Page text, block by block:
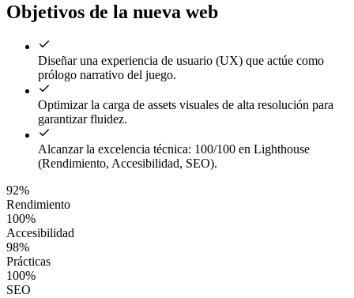
Objetivos de la nueva web
Diseñar una experiencia de usuario (UX) que actúe como
prólogo narrativo del juego.
Optimizar la carga de assets visuales de alta resolución para
garantizar fluidez.
Alcanzar la excelencia técnica: 100/100 en Lighthouse
(Rendimiento, Accesibilidad, SEO).
92%
Rendimiento
100%
Accesibilidad
98%
Prácticas
100%
SEO